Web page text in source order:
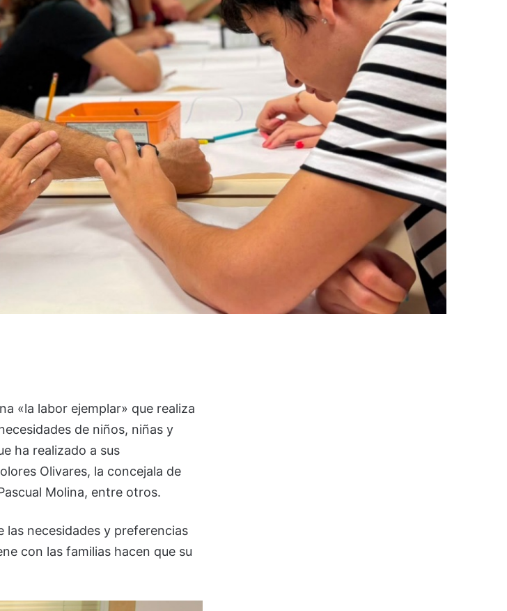
«la labor ejemplar» que realiza
de niños, niñas y
ha realizado a sus
Olivares, la concejala de
Molina, entre otros.
las necesidades y preferencias
con las familias hacen que su